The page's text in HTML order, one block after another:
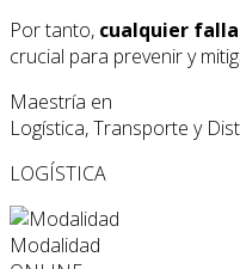
Por tanto, cualquier
crucial para prevenir y
Maestría en
Logística, Transporte y
LOGÍSTICA
Modalidad